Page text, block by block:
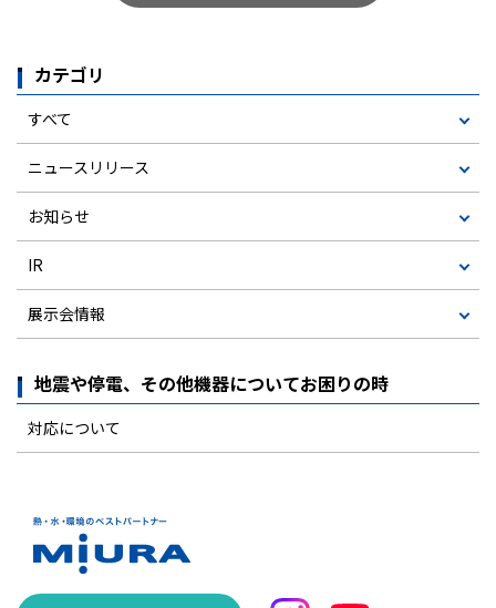
カテゴリ
すべて
ニュースリリース
お知らせ
IR
展示会情報
地震や停電、その他機器についてお困りの時
対応について